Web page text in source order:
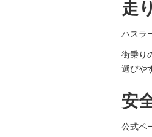
走
ハスラ
街乗り
選びや
安
公式ペ